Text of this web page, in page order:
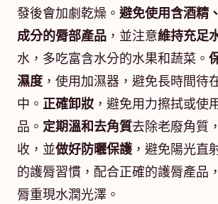
發後會加劇乾燥。 避免使用含酒精
成分的脣部產品 ，並注意維持充足
水，多吃富含水分的水果和蔬菜。
濕度 ，使用加濕器，避免長時間待
中。 正確卸妝 ，避免用力擦拭或使
品。 定期溫和去角質去除老廢角質
收，並做好防曬保護，避免陽光直
的護脣習慣，配合正確的護脣產品
脣重現水潤光澤。